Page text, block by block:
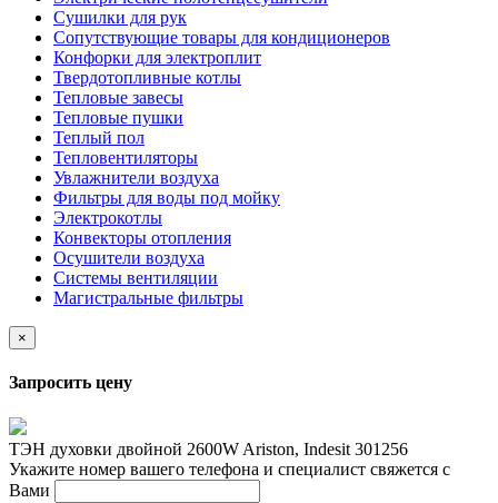
Сушилки для рук
Сопутствующие товары для кондиционеров
Конфорки для электроплит
Твердотопливные котлы
Тепловые завесы
Тепловые пушки
Теплый пол
Тепловентиляторы
Увлажнители воздуха
Фильтры для воды под мойку
Электрокотлы
Конвекторы отопления
Осушители воздуха
Системы вентиляции
Магистральные фильтры
×
Запросить цену
ТЭН духовки двойной 2600W Ariston, Indesit 301256
Укажите номер вашего телефона и специалист свяжется с
Вами